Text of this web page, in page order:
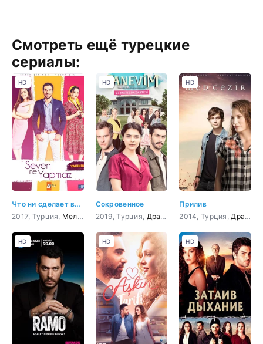
Смотреть ещё турецкие
сериалы:
Что ни сделает влюбленный
2017, Турция, Мелодрама ,Комедия
HD
Сокровенное
2019, Турция, Драма
HD
Прилив
2014, Турция, Драма
HD
HD HD HD